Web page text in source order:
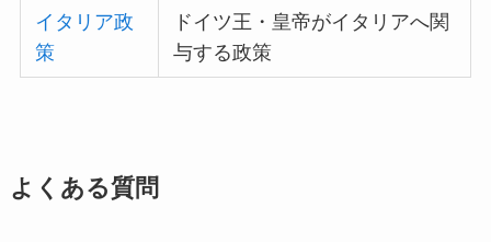
イタリア政
策
ドイツ王・皇帝がイタリアへ関
与する政策
よくある質問